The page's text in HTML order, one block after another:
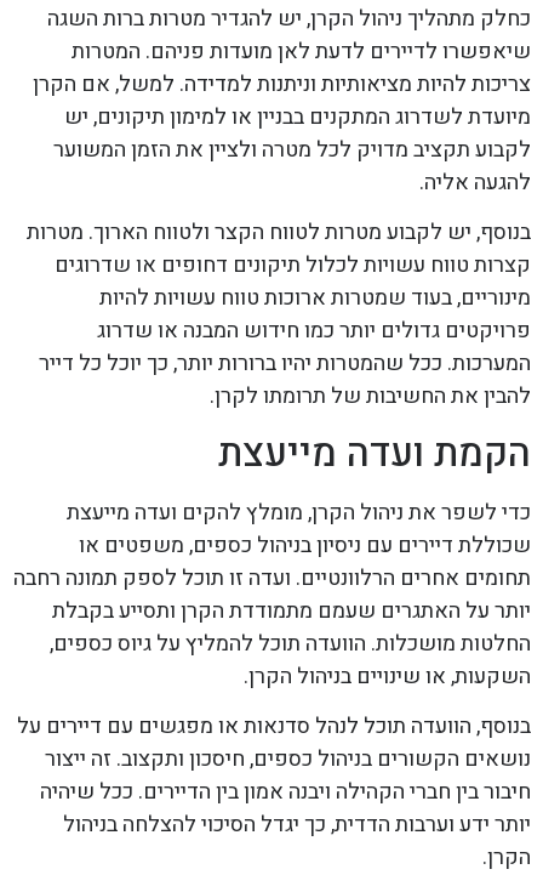
כחלק מתהליך ניהול הקרן, יש להגדיר מטרות ברות השגה
שיאפשרו לדיירים לדעת לאן מועדות פניהם. המטרות
צריכות להיות מציאותיות וניתנות למדידה. למשל, אם הקרן
מיועדת לשדרוג המתקנים בבניין או למימון תיקונים, יש
לקבוע תקציב מדויק לכל מטרה ולציין את הזמן המשוער
להגעה אליה.
בנוסף, יש לקבוע מטרות לטווח הקצר ולטווח הארוך. מטרות
קצרות טווח עשויות לכלול תיקונים דחופים או שדרוגים
מינוריים, בעוד שמטרות ארוכות טווח עשויות להיות
פרויקטים גדולים יותר כמו חידוש המבנה או שדרוג
המערכות. ככל שהמטרות יהיו ברורות יותר, כך יוכל כל דייר
להבין את החשיבות של תרומתו לקרן.
הקמת ועדה מייעצת
כדי לשפר את ניהול הקרן, מומלץ להקים ועדה מייעצת
שכוללת דיירים עם ניסיון בניהול כספים, משפטים או
תחומים אחרים הרלוונטיים. ועדה זו תוכל לספק תמונה רחבה
יותר על האתגרים שעמם מתמודדת הקרן ותסייע בקבלת
החלטות מושכלות. הוועדה תוכל להמליץ על גיוס כספים,
השקעות, או שינויים בניהול הקרן.
בנוסף, הוועדה תוכל לנהל סדנאות או מפגשים עם דיירים על
נושאים הקשורים בניהול כספים, חיסכון ותקצוב. זה ייצור
חיבור בין חברי הקהילה ויבנה אמון בין הדיירים. ככל שיהיה
יותר ידע וערבות הדדית, כך יגדל הסיכוי להצלחה בניהול
הקרן.